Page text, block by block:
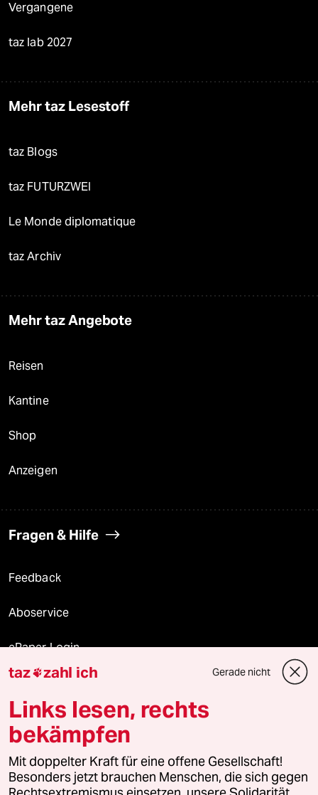
Vergangene
taz lab 2027
Mehr taz Lesestoff
taz Blogs
taz FUTURZWEI
Le Monde diplomatique
taz Archiv
Mehr taz Angebote
Reisen
Kantine
Shop
Anzeigen
Fragen & Hilfe
Feedback
Aboservice
ePaper Login
Downloads für Abonnierende
© 2026 taz Verlags und Vertriebs GmbH
Alle Rechte vorbehalten. Bei rechtlichen Fragen oder für Genehmigungen
wenden Sie sich bitte an
lizenzen@taz.de
taz zahl ich Gerade nicht
Links lesen, rechts
bekämpfen
Mit doppelter Kraft für eine offene Gesellschaft!
Besonders jetzt brauchen Menschen, die sich gegen